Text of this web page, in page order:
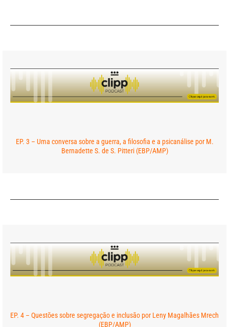
EP. 3 – Uma conversa sobre a guerra, a filosofia e a psicanálise por M.
Bernadette S. de S. Pitteri (EBP/AMP)
EP. 4 – Questões sobre segregação e inclusão por Leny Magalhães Mrech
(EBP/AMP)